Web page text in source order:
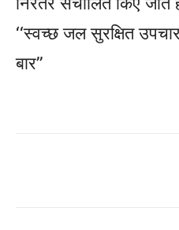
‘‘स्वच्छ जल सुरक्षित
बार’’